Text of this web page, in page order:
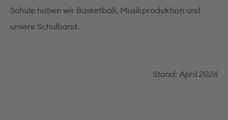
Schule haben wir Basketball, Musikproduktion und
unsere Schulband.
Stand: April 2026